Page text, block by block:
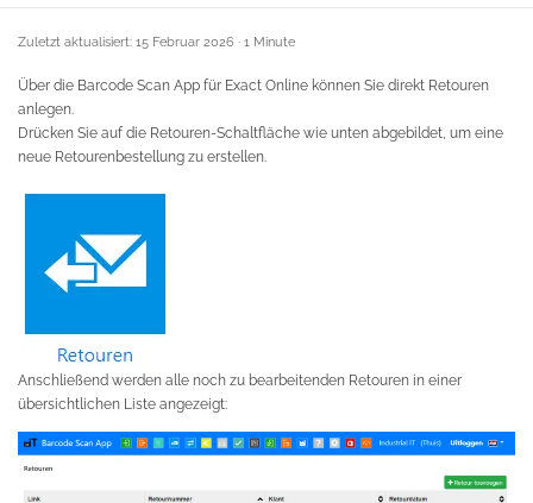
Zuletzt aktualisiert: 15 Februar 2026 · 1 Minute
Über die Barcode Scan App für Exact Online können Sie direkt Retouren
anlegen.
Drücken Sie auf die Retouren-Schaltfläche wie unten abgebildet, um eine
neue Retourenbestellung zu erstellen.
Anschließend werden alle noch zu bearbeitenden Retouren in einer
übersichtlichen Liste angezeigt: